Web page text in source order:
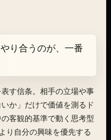
り合うのが、一番
す信条。相手の立場や事
か」だけで価値を測るド
客観的基準で動く思考型
り自分の興味を優先する